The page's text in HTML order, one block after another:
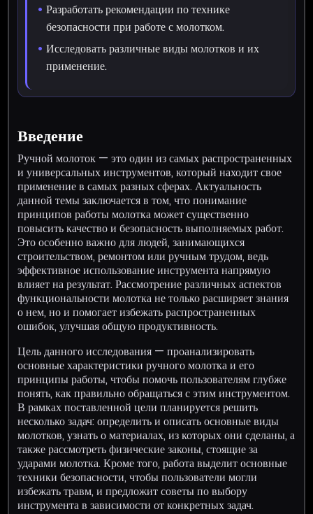
Разработать рекомендации по технике
безопасности при работе с молотком.
Исследовать различные виды молотков и их
применение.
Введение
Ручной молоток — это один из самых распространенных
и универсальных инструментов, который находит свое
применение в самых разных сферах. Актуальность
данной темы заключается в том, что понимание
принципов работы молотка может существенно
повысить качество и безопасность выполняемых работ.
Это особенно важно для людей, занимающихся
строительством, ремонтом или ручным трудом, ведь
эффективное использование инструмента напрямую
влияет на результат. Рассмотрение различных аспектов
функциональности молотка не только расширяет знания
о нем, но и помогает избежать распространенных
ошибок, улучшая общую продуктивность.
Цель данного исследования — проанализировать
основные характеристики ручного молотка и его
принципы работы, чтобы помочь пользователям глубже
понять, как правильно обращаться с этим инструментом.
В рамках поставленной цели планируется решить
несколько задач: определить и описать основные виды
молотков, узнать о материалах, из которых они сделаны, а
также рассмотреть физические законы, стоящие за
ударами молотка. Кроме того, работа выделит основные
техники безопасности, чтобы пользователи могли
избежать травм, и предложит советы по выбору
инструмента в зависимости от конкретных задач.